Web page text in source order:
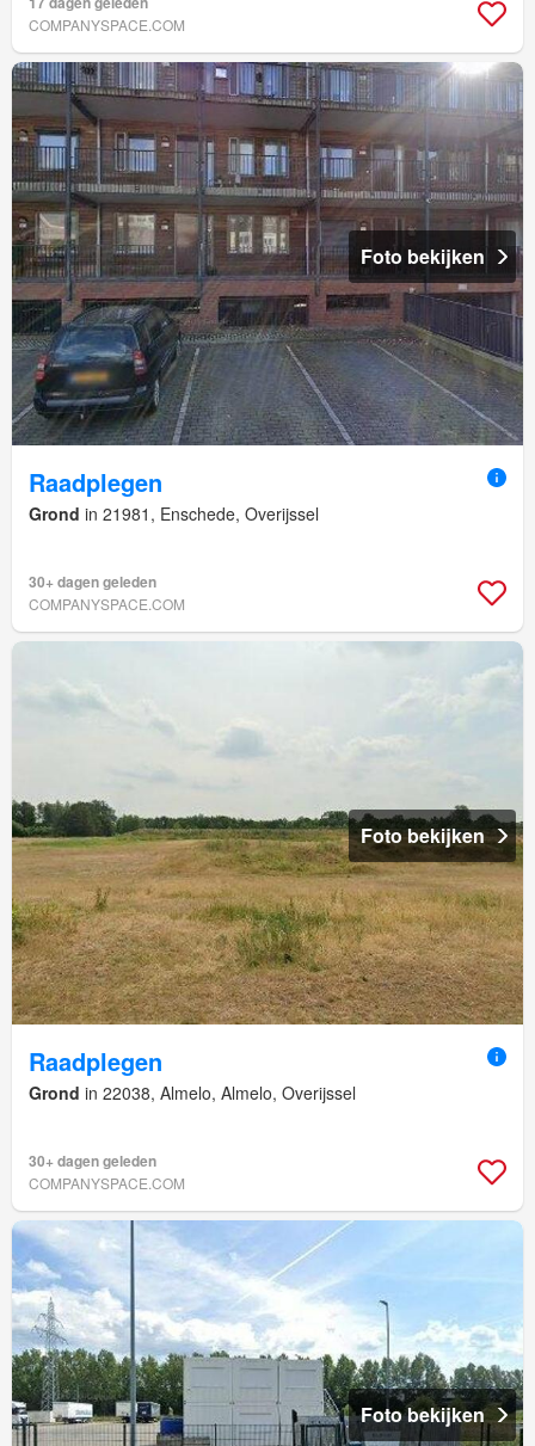
COMPANYSPACE.COM
Foto bekijken
Raadplegen
Grond in 21981, Enschede, Overijssel
30+ dagen geleden
COMPANYSPACE.COM
Foto bekijken
Raadplegen
Grond in 22038, Almelo, Almelo, Overijssel
30+ dagen geleden
COMPANYSPACE.COM
Foto bekijken